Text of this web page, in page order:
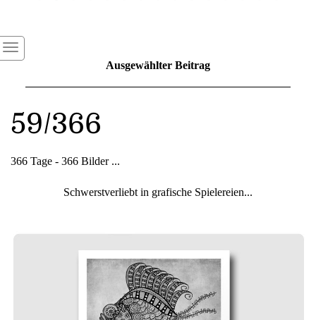
Ausgewählter Beitrag
59/366
366 Tage - 366 Bilder ...
Schwerstverliebt in grafische Spielereien...